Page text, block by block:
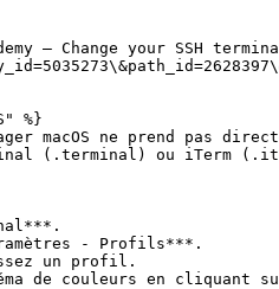
– Change your SSH
%}
macOS ne prend pas
(.terminal) ou iTerm
- Profils***.
un profil.
de couleurs en cliquant